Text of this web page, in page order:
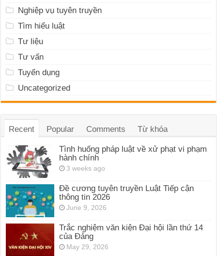
Nghiệp vụ tuyên truyền
Tìm hiểu luật
Tư liệu
Tư vấn
Tuyển dụng
Uncategorized
Recent Popular Comments Từ khóa
Tình huống pháp luật về xử phạt vi phạm
hành chính
3 weeks ago
Đề cương tuyên truyền Luật Tiếp cận
thông tin 2026
June 9, 2026
Trắc nghiệm văn kiện Đại hội lần thứ 14
của Đảng
May 29, 2026